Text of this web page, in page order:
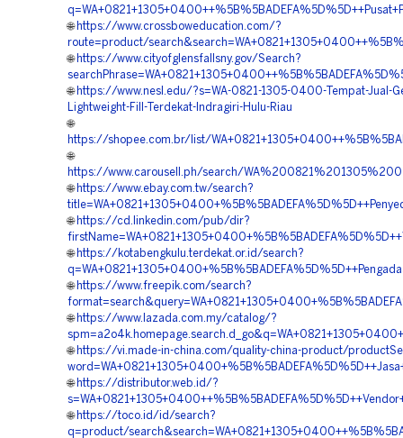
🌐 https://www.crossboweducation.com/?
route=product/
🌐 https://www.cityofglensfallsny.gov/Search?
🌐 https://www.nesl.edu/?s=WA-0821-1305-0400-Tempat-Jual-
Lightweight-Fill-Terdekat-Indragiri-Hulu-Riau
🌐
https://shopee.com.br/list/
🌐
https://www.carousell.ph/search/
🌐 https://www.ebay.com.tw/search?
🌐 https://cd.linkedin.com/pub/dir?
🌐 https://kotabengkulu.terdekat.or.id/search?
🌐 https://www.freepik.com/search?
🌐 https://www.lazada.com.my/catalog/?
🌐 https://vi.made-in-china.com/quality-china-product/
🌐 https://distributor.web.id/?
🌐 https://toco.id/id/search?
q=product/